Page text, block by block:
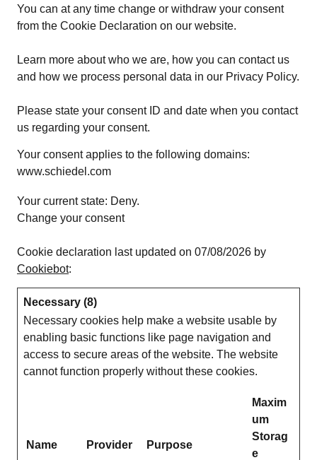
You can at any time change or withdraw your consent
from the Cookie Declaration on our website.
Learn more about who we are, how you can contact us
and how we process personal data in our Privacy Policy.
Please state your consent ID and date when you contact
us regarding your consent.
Your consent applies to the following domains:
www.schiedel.com
Your current state: Deny.
Change your consent
Cookie declaration last updated on 07/08/2026 by
Cookiebot:
Necessary (8)
Necessary cookies help make a website usable by
enabling basic functions like page navigation and
access to secure areas of the website. The website
cannot function properly without these cookies.
Name Provider Purpose
Maxim
um
Storag
e